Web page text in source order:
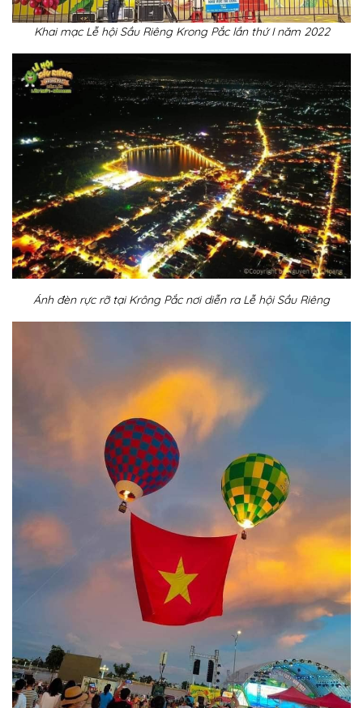
Khai mạc Lễ hội Sầu Riêng Krong Pắc lần thứ I năm 2022
Ánh đèn rực rỡ tại Krông Pắc nơi diễn ra Lễ hội Sầu Riêng